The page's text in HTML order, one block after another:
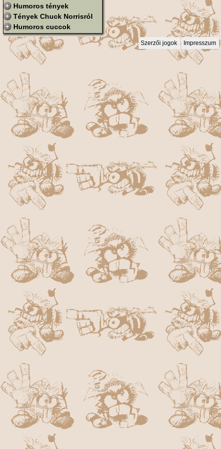
Humoros tények
Tények Chuck Norrisról
Humoros cuccok
Szerzői jogok Impresszum